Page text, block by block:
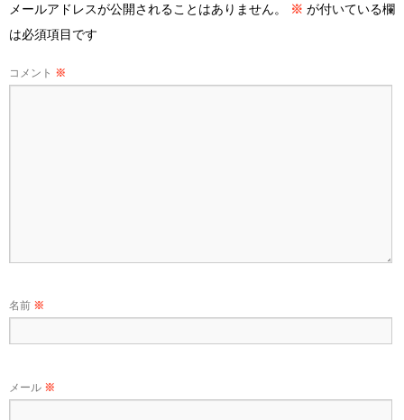
メールアドレスが公開されることはありません。 ※ が付いている欄
は必須項目です
コメント ※
名前 ※
メール ※